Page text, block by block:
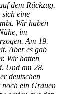
dem Rückzug.
sich eine
Wir haben
im
Am 19.
Aber es gab
Wir hatten
Und am 28.
deutschen
noch ein Grauen